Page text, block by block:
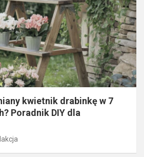
kwietnik drabinkę w 7
Poradnik DIY dla